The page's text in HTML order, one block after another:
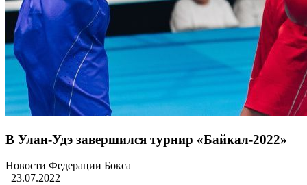
В Улан-Удэ завершился турнир «Байкал-2022»
Новости Федерации Бокса
23.07.2022